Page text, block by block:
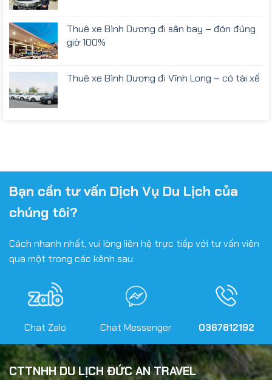
Thuê xe Bình Dương đi sân bay – đón đúng
giờ 100%
Thuê xe Bình Dương đi Vĩnh Long – có tài xế
Bạn cần tư vấn Dịch Vụ Du Lịch của
chúng tôi?
Cách nhanh nhất, vui lòng liên hệ trực tiếp với tư vấn viên
qua một trong các kênh sau:
Chat Zalo Chat Messenger 0367812192
CTTNHH DU LỊCH ĐỨC AN TRAVEL